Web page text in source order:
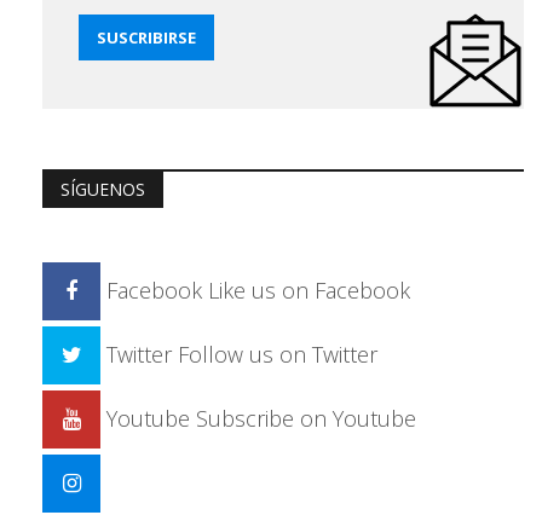
SÍGUENOS
Facebook Like us on Facebook
Twitter Follow us on Twitter
Youtube Subscribe on Youtube